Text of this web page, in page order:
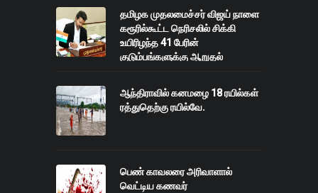
தமிழக முதலமைச்சர் விஜய் நாளை
கரூரில்கூட்ட நெரிசலில் சிக்கி
உயிரிழந்த 41 பேரின்
குடும்பங்களுக்கு ஆறுதல்
ஆந்திராவில் கனமழை 18 ரயில்கள்
ரத்துதெற்கு ரயில்வே.
பெண் காவலரை அரிவாளால்
வெட்டிய கணவர்